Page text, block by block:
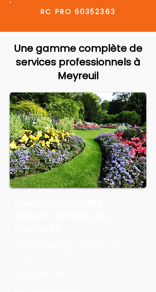
RC PRO 60352363
Une gamme complète de
services professionnels à
Meyreuil